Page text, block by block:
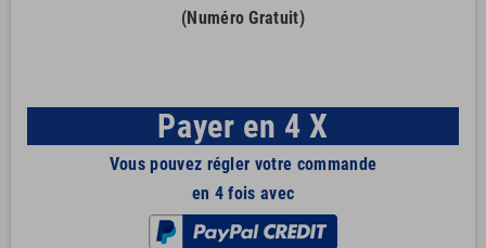
(Numéro Gratuit)
Payer en 4 X
Vous pouvez régler votre commande
en 4 fois avec